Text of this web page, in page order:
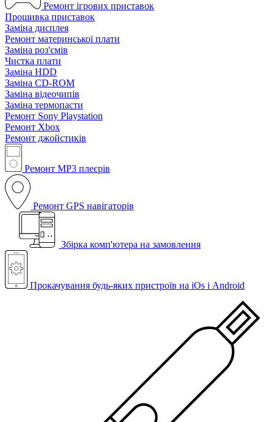
Ремонт ігрових приставок
Прошивка приставок
Заміна дисплея
Ремонт материнської плати
Заміна роз'ємів
Чистка плати
Заміна HDD
Заміна CD-ROM
Заміна відеочипів
Заміна термопасти
Ремонт Sony Playstation
Ремонт Xbox
Ремонт джойстиків
Ремонт MP3 плеєрів
Ремонт GPS навігаторів
Збірка комп'ютера на замовлення
Прокачування будь-яких пристроїв на iOs і Android